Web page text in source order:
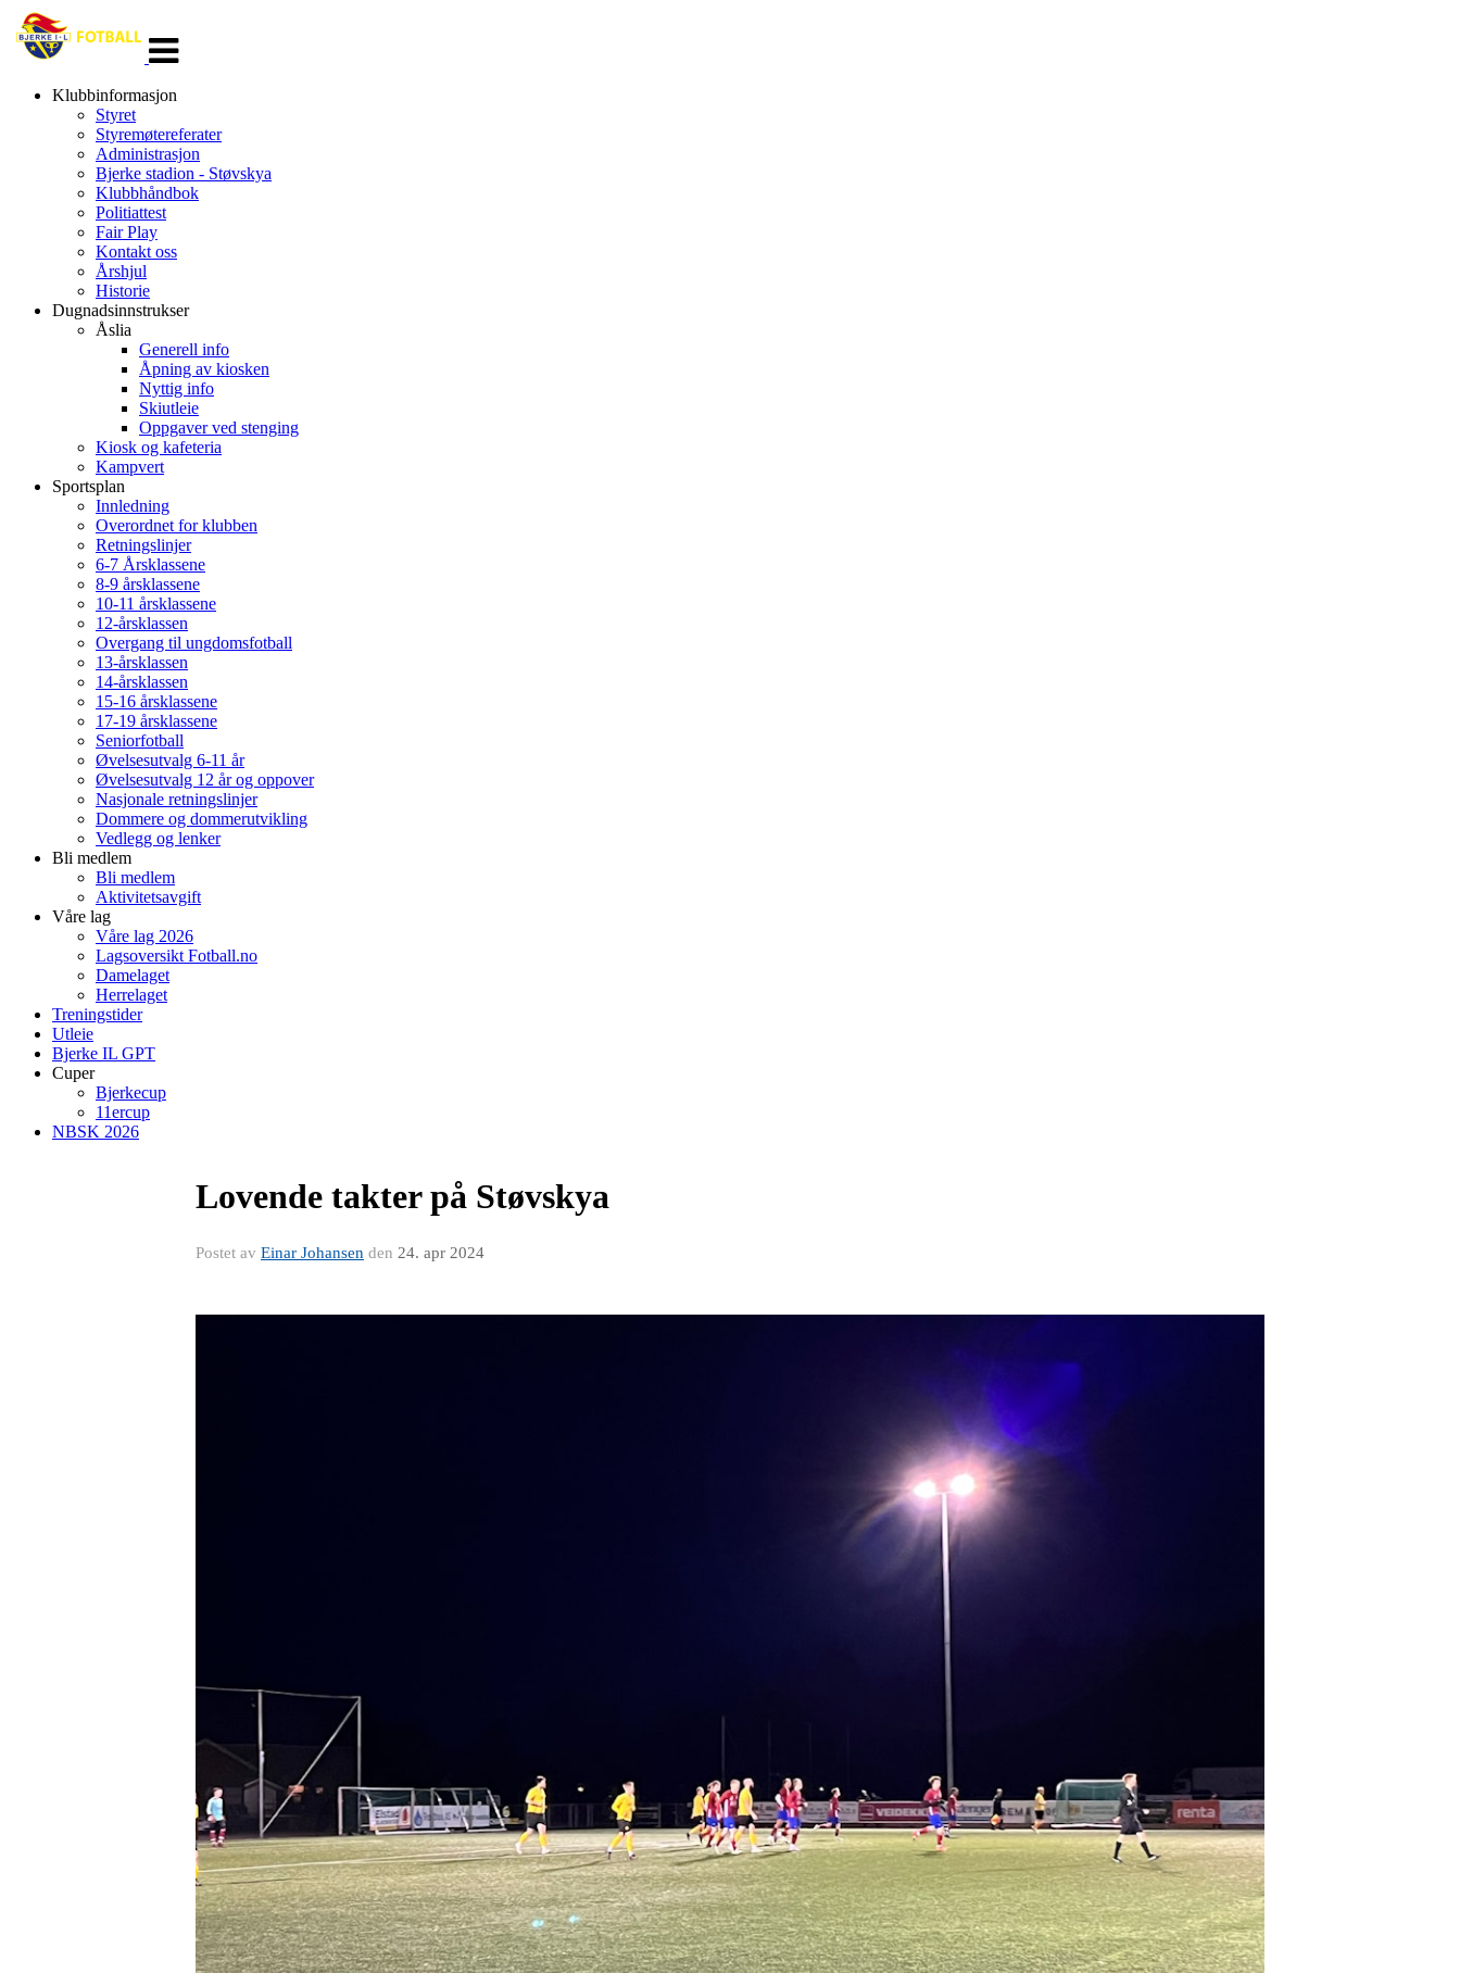
navigasjon
Klubbinformasjon
Styret
Styremøtereferater
Administrasjon
Bjerke stadion - Støvskya
Klubbhåndbok
Politiattest
Fair Play
Kontakt oss
Årshjul
Historie
Dugnadsinnstrukser
Åslia
Generell info
Åpning av kiosken
Nyttig info
Skiutleie
Oppgaver ved stenging
Kiosk og kafeteria
Kampvert
Sportsplan
Innledning
Overordnet for klubben
Retningslinjer
6-7 Årsklassene
8-9 årsklassene
10-11 årsklassene
12-årsklassen
Overgang til ungdomsfotball
13-årsklassen
14-årsklassen
15-16 årsklassene
17-19 årsklassene
Seniorfotball
Øvelsesutvalg 6-11 år
Øvelsesutvalg 12 år og oppover
Nasjonale retningslinjer
Dommere og dommerutvikling
Vedlegg og lenker
Bli medlem
Bli medlem
Aktivitetsavgift
Våre lag
Våre lag 2026
Lagsoversikt Fotball.no
Damelaget
Herrelaget
Treningstider
Utleie
Bjerke IL GPT
Cuper
Bjerkecup
11ercup
NBSK 2026
Lovende takter på Støvskya
Postet av Einar Johansen den 24. apr 2024